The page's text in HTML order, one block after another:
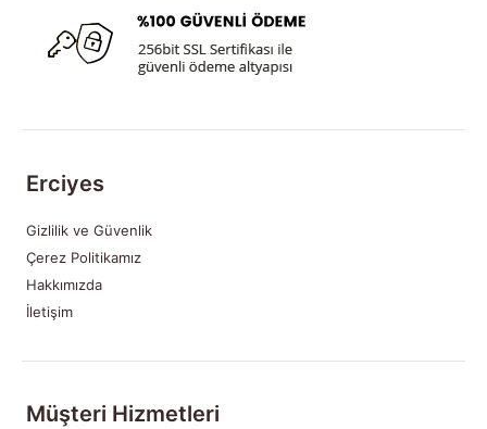
Erciyes
Gizlilik ve Güvenlik
Çerez Politikamız
Hakkımızda
İletişim
Müşteri Hizmetleri